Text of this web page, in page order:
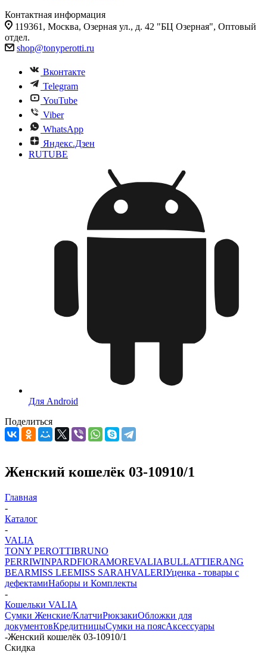
Контактная информация
119361, Москва, Озерная ул., д. 42 "БЦ Озерная", Оптовый
отдел.
shop@tonyperotti.ru
Вконтакте
Telegram
YouTube
Viber
WhatsApp
Яндекс.Дзен
RUTUBE
Для Android
Поделиться
Женский кошелёк 03-10910/1
Главная
-
Каталог
-
VALIA
TONY PEROTTIBRUNO
PERRIWINPARDFIORAMOREVALIABULLATTIERANG
BEARMISS LEEMISS SARAHVALERIУценка - товары с
дефектамиНаборы и Комплекты
-
Кошельки VALIA
Сумки Женские/КлатчиРюкзакиОбложки для
документовКредитницыСумки на поясАксессуары
-Женский кошелёк 03-10910/1
Скидка